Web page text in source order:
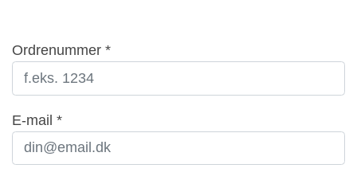
Ordrenummer *
E-mail *